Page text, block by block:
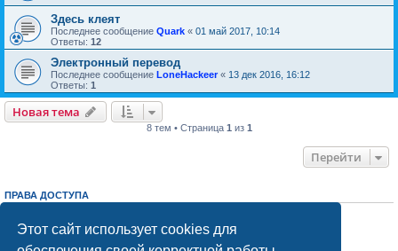
Этот сайт использует cookies для
Здесь клеят
Последнее сообщение Quark « 01 май 2017, 10:14
Ответы: 12
Электронный перевод
Последнее сообщение LoneHackeer « 13 дек 2016, 16:12
Ответы: 1
Новая тема
Новаятема
8 тем • Страница 1 из 1
Перейти
ПРАВА ДОСТУПА
Выне можетеотвечать на сообщения
Выне можетередактировать свои сообщения
Выне можетеудалять свои сообщения